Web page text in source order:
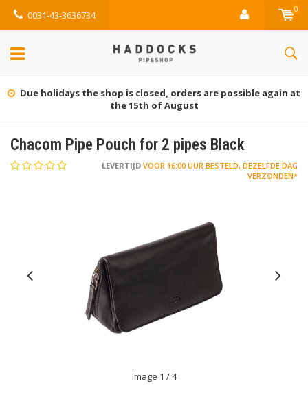
0031-43-3636734 0
Due holidays the shop is closed, orders are possible again at
the 15th of August
Chacom Pipe Pouch for 2 pipes Black
LEVERTIJD VOOR 16:00 UUR BESTELD, DEZELFDE DAG
VERZONDEN*
Image 1 / 4